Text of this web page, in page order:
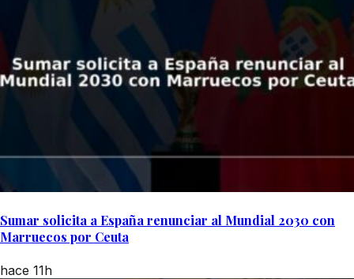
Sumar solicita a España renunciar al Mundial 2030 con
Marruecos por Ceuta
hace 11h